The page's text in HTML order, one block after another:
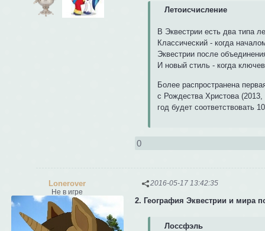
Летоисчисление
В Эквестрии есть два типа
Классический - когда
Эквестрии после
И новый стиль - когда
Более распространена
с Рождества Христова
год будет соответствовать
0
2016-05-17 13:42:35
Lonerover
Не в игре
2. География Эквестрии и мира
Лоссфэль